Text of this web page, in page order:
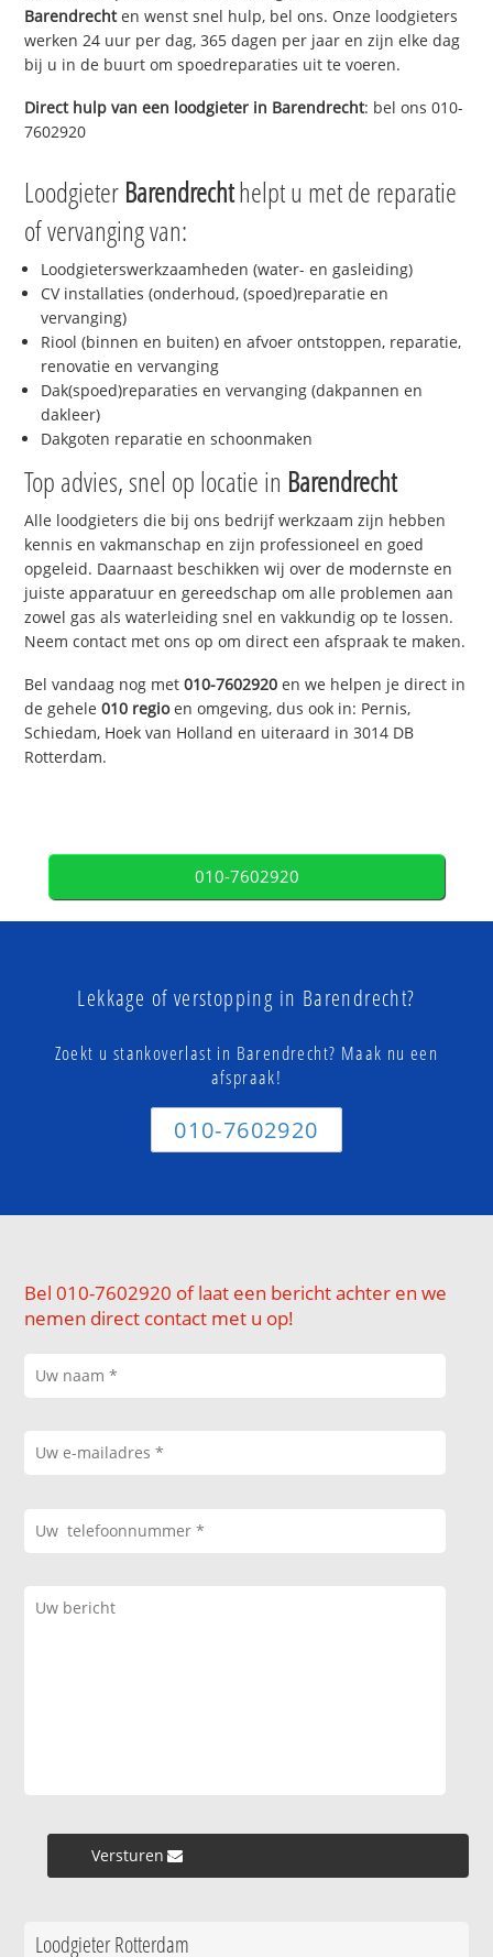
Barendrechten wenst snel hulp, bel ons. Onze loodgieters
werken 24 uur per dag, 365 dagen per jaar en zijn elke dag
bij u in de buurt om spoedreparaties uit te voeren.
Direct hulp van een loodgieter in Barendrecht: bel ons 010-
7602920
Loodgieter Barendrechthelpt u met de reparatie
of vervanging van:
Loodgieterswerkzaamheden (water- en gasleiding)
CV installaties (onderhoud, (spoed)reparatie en
vervanging)
Riool (binnen en buiten) en afvoer ontstoppen, reparatie,
renovatie en vervanging
Dak(spoed)reparaties en vervanging (dakpannen en
dakleer)
Dakgoten reparatie en schoonmaken
Top advies, snel op locatie in Barendrecht
Alle loodgieters die bij ons bedrijf werkzaam zijn hebben
kennis en vakmanschap en zijn professioneel en goed
opgeleid. Daarnaast beschikken wij over de modernste en
juiste apparatuur en gereedschap om alle problemen aan
zowel gas als waterleiding snel en vakkundig op te lossen.
Neem contact met ons op om direct een afspraak te maken.
Bel vandaag nog met010-7602920 en we helpen je direct in
de gehele010 regioen omgeving, dus ook in: Pernis,
Schiedam, Hoek van Holland en uiteraard in 3014 DB
Rotterdam.
010-7602920
Lekkage of verstopping in Barendrecht?
Zoekt u stankoverlast in Barendrecht? Maak nu een
afspraak!
010-7602920
Bel 010-7602920 of laat een bericht achter en we
nemen direct contact met u op!
Versturen »
Loodgieter Rotterdam